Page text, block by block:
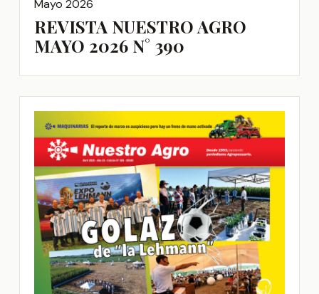
Mayo 2026
REVISTA NUESTRO AGRO
MAYO 2026 N° 390